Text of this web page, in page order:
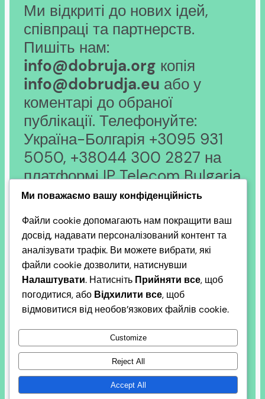
Ми відкриті до нових ідей,
співпраці та партнерств.
Пишіть нам:
info@dobruja.org копія
info@dobrudja.eu або у
коментарі до обраної
публікації. Телефонуйте:
Україна-Болгарія +3095 931
5050, +38044 300 2827 на
платформі IP Telecom Bulgaria
LTD; +35988206143*, Адреса:
9000, м. Варна, вул. Генерал
Колев, 83.
© 2026 R&D Association Dobrudja.EU. Всі права
захищені. Proudly poweredDSS BI Consult+by
WordPress
Ми поважаємо вашу конфіденційність
Файли cookie допомагають нам покращити ваш
досвід, надавати персоналізований контент та
аналізувати трафік. Ви можете вибрати, які
файли cookie дозволити, натиснувши
Налаштувати. Натисніть Прийняти все, щоб
погодитися, або Відхилити все, щоб
відмовитися від необов’язкових файлів cookie.
Customize
Reject All
Accept All